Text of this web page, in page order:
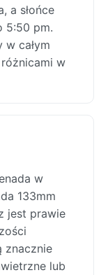
a słońce
5:50 pm.
w całym
w
w
133mm
jest prawie
znacznie
lub